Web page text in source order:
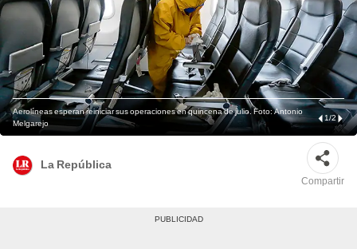
Aerolíneas esperan reiniciar sus operaciones en quincena de julio. Foto: Antonio
Melgarejo
1/2
La República
Compartir